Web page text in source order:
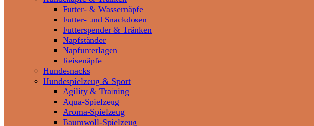
Futter- & Wassernäpfe
Futter- und Snackdosen
Futterspender & Tränken
Napfständer
Napfunterlagen
Reisenäpfe
Hundesnacks
Hundespielzeug & Sport
Agility & Training
Aqua-Spielzeug
Aroma-Spielzeug
Baumwoll-Spielzeug